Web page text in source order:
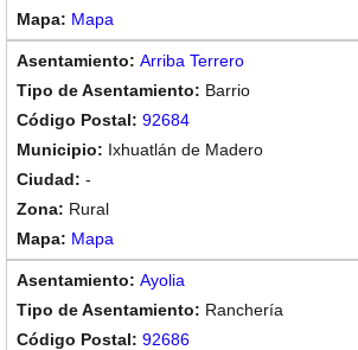
Mapa
Arriba Terrero
Barrio
92684
Ixhuatlán de Madero
-
Rural
Mapa
Ayolia
Ranchería
92686